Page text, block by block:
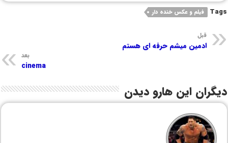
Tags فیلم و عکس خنده دار
قبل
ادمین میشم حرفه ای هستم
بعد
cinema
دیگران این هارو دیدن